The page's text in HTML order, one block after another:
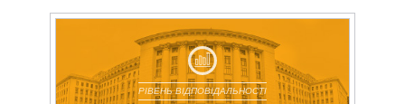
РІВЕНЬ ВІДПОВІДАЛЬНОСТІ